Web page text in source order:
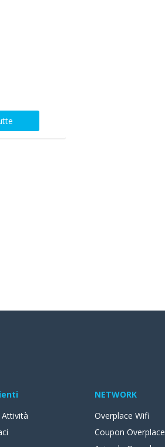
Attività
NETWORK
Overplace Wifi
Coupon Overplace